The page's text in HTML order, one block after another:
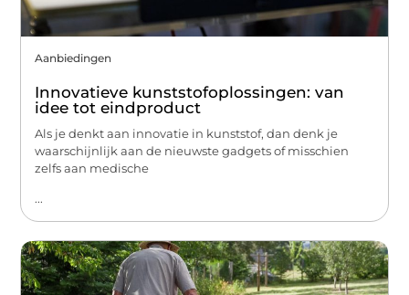
Aanbiedingen
Innovatieve kunststofoplossingen: van
idee tot eindproduct
Als je denkt aan innovatie in kunststof, dan denk je
waarschijnlijk aan de nieuwste gadgets of misschien
zelfs aan medische
...